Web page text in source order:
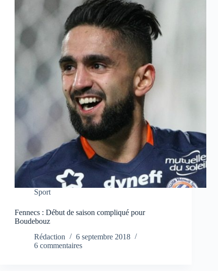
Sport
Fennecs : Début de saison compliqué pour
Boudebouz
Rédaction
6 septembre 2018
6 commentaires